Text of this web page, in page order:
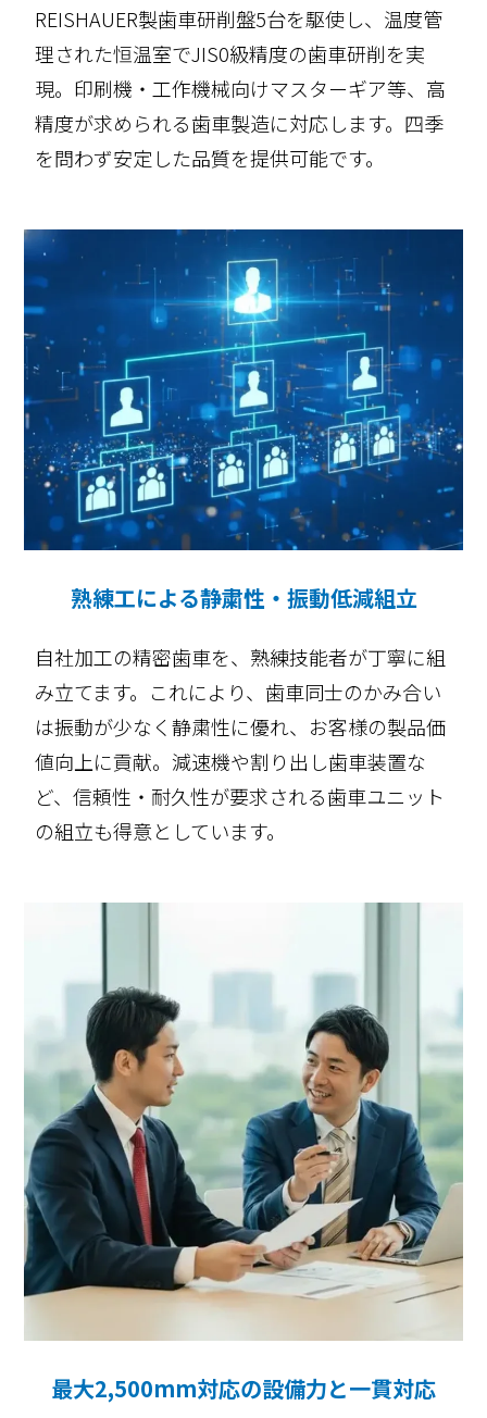
REISHAUER製歯車研削盤5台を駆使し、温度管
理された恒温室でJIS0級精度の歯車研削を実
現。印刷機・工作機械向けマスターギア等、高
精度が求められる歯車製造に対応します。四季
を問わず安定した品質を提供可能です。
熟練工による静粛性・振動低減組立
自社加工の精密歯車を、熟練技能者が丁寧に組
み立てます。これにより、歯車同士のかみ合い
は振動が少なく静粛性に優れ、お客様の製品価
値向上に貢献。減速機や割り出し歯車装置な
ど、信頼性・耐久性が要求される歯車ユニット
の組立も得意としています。
最大2,500mm対応の設備力と一貫対応